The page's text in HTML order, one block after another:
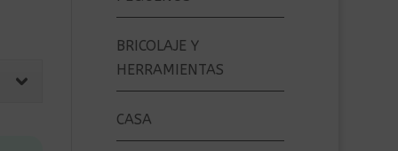
BRICOLAJE Y
HERRAMIENTAS
CASA